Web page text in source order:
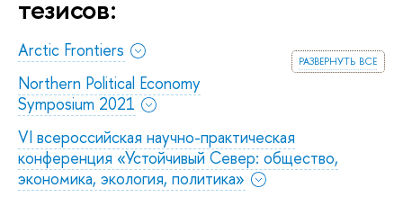
тезисов:
развернуть все
Arctic Frontiers
Northern Political Economy
Symposium 2021
VI всероссийская научно-практическая
конференция «Устойчивый Север: общество,
экономика, экология, политика»